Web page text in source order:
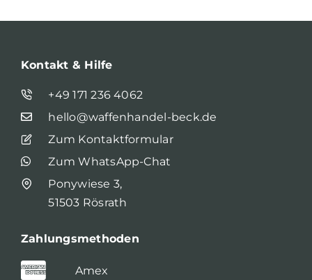
Kontakt & Hilfe
+49 171 236 4062
hello@waffenhandel-beck.de
Zum Kontaktformular
Zum WhatsApp-Chat
Ponywiese 3,
51503 Rösrath
Zahlungsmethoden
Amex